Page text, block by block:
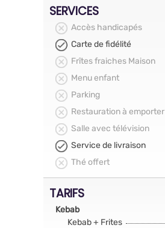
SERVICES
Accès handicapés
Carte de fidélité
Frîtes fraiches Maison
Menu enfant
Parking
Restauration à emporter
Salle avec télévision
Service de livraison
Thé offert
TARIFS
Kebab
Kebab + Frites